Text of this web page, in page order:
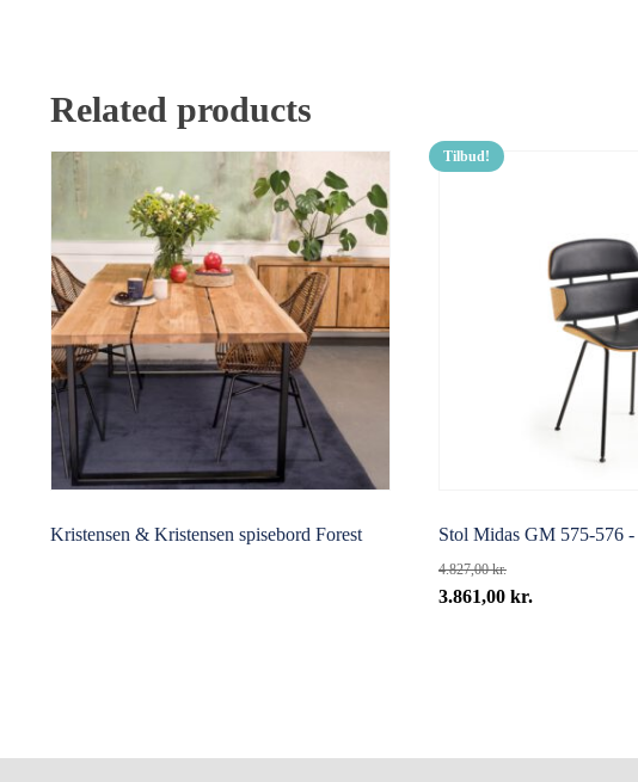
Related products
Kristensen & Kristensen spisebord Forest
Tilbud!
Stol Midas GM 575-576
4.827,00kr.
Den
3.861,00 kr.Den